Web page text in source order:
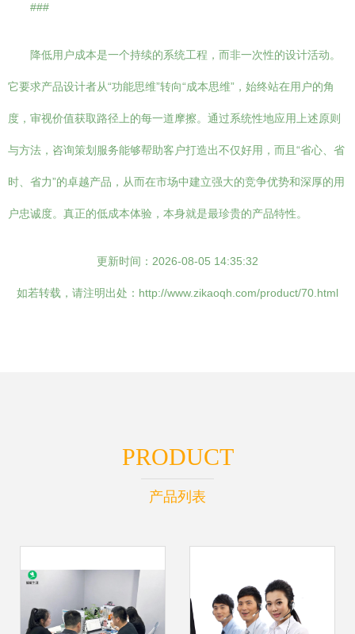
###
降低用户成本是一个持续的系统工程，而非一次性的设计活动。
它要求产品设计者从“功能思维”转向“成本思维”，始终站在用户的角
度，审视价值获取路径上的每一道摩擦。通过系统性地应用上述原则
与方法，咨询策划服务能够帮助客户打造出不仅好用，而且“省心、省
时、省力”的卓越产品，从而在市场中建立强大的竞争优势和深厚的用
户忠诚度。真正的低成本体验，本身就是最珍贵的产品特性。
更新时间：2026-08-05 14:35:32
如若转载，请注明出处：http://www.zikaoqh.com/product/70.html
PRODUCT
产品列表